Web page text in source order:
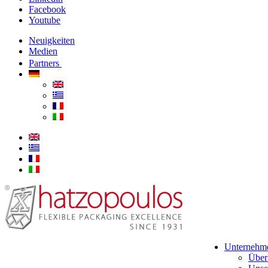
Facebook
Youtube
Neuigkeiten
Medien
Partners